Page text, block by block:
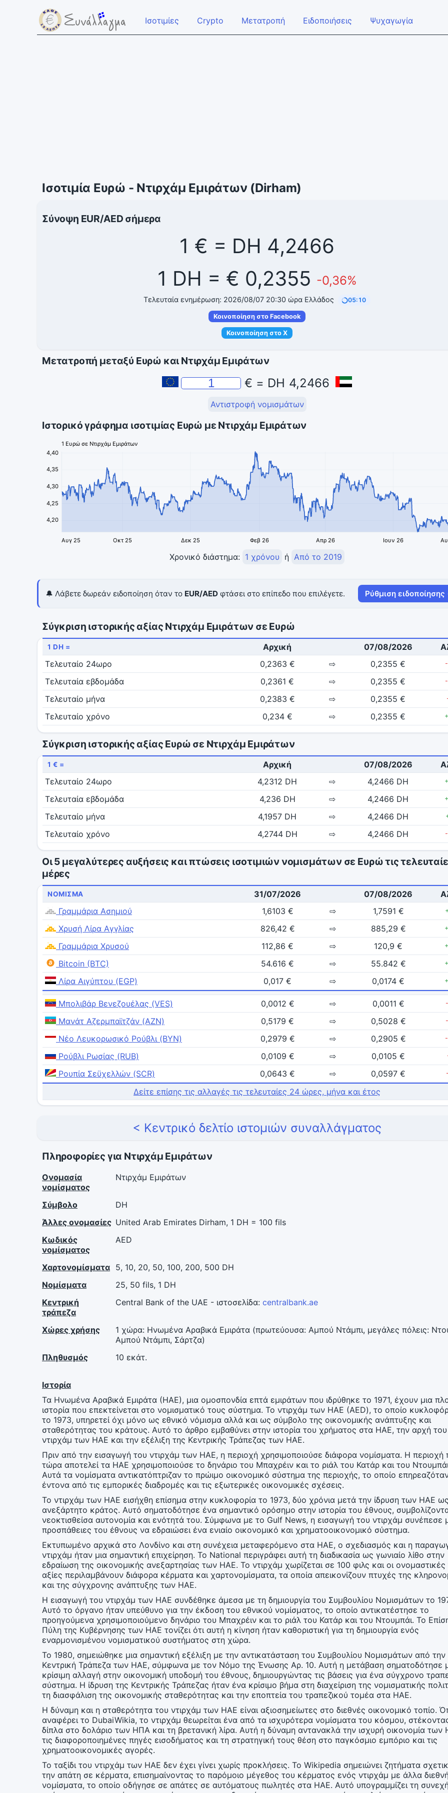
Ισοτιμίες Crypto Μετατροπή Ειδοποιήσεις Ψυχαγωγία
Ισοτιμία Ευρώ - Ντιρχάμ Εμιράτων (Dirham)
Σύνοψη EUR/AED σήμερα
1 € = DH 4,2466
1 DH = € 0,2355 -0,36%
Τελευταία ενημέρωση: 2026/08/07 20:30 ώρα Ελλάδος 05:10
Κοινοποίηση στο Facebook
Κοινοποίηση στο X
Μετατροπή μεταξύ Ευρώ και Ντιρχάμ Εμιράτων
€ = DH 4,2466
Αντιστροφή νομισμάτων
Ιστορικό γράφημα ισοτιμίας Ευρώ με Ντιρχάμ Εμιράτων
4,20
4,25
4,30
4,35
4,40
Αυγ 25 Οκτ 25 Δεκ 25 Φεβ 26 Απρ 26 Ιουν 26
1 Ευρώ σε Ντιρχάμ Εμιράτων
Χρονικό διάστημα: 1 χρόνου ή Από το 2019
🔔 Λάβετε δωρεάν ειδοποίηση όταν το EUR/AED φτάσει στο επίπεδο που επιλέγετε. Ρύθμιση
Σύγκριση ιστορικής αξίας Ντιρχάμ Εμιράτων σε Ευρώ
1 DH = Αρχική 07/08/2026
Τελευταίο 24ωρο
0,2363 € ⇨ 0,2355 €
Τελευταία εβδομάδα 0,2361 € ⇨ 0,2355 €
Τελευταίο μήνα 0,2383 € ⇨ 0,2355 €
Τελευταίο χρόνο 0,234 € ⇨ 0,2355 €
Σύγκριση ιστορικής αξίας Ευρώ σε Ντιρχάμ Εμιράτων
1 € = Αρχική 07/08/2026
Τελευταίο 24ωρο
4,2312 DH ⇨ 4,2466 DH
Τελευταία εβδομάδα 4,236 DH ⇨ 4,2466 DH
Τελευταίο μήνα 4,1957 DH ⇨ 4,2466 DH
Τελευταίο χρόνο 4,2744 DH ⇨ 4,2466 DH
Οι 5 μεγαλύτερες αυξήσεις και πτώσεις ισοτιμιών νομισμάτων σε Ευρώ τις
μέρες
ΝΌΜΙΣΜΑ 31/07/2026 07/08/2026
Γραμμάρια Ασημιού
1,6103 € ⇨ 1,7591 €
Χρυσή Λίρα Αγγλίας 826,42 € ⇨ 885,29 €
Γραμμάρια Χρυσού 112,86 € ⇨ 120,9 €
Bitcoin (BTC) 54.616 € ⇨ 55.842 €
Λίρα Αιγύπτου (EGP) 0,017 € ⇨ 0,0174 €
Μπολιβάρ Βενεζουέλας (VES) 0,0012 € ⇨ 0,0011 €
Μανάτ Αζερμπαϊτζάν (AZN) 0,5179 € ⇨ 0,5028 €
Νέο Λευκορωσικό Ρούβλι (BYN) 0,2979 € ⇨ 0,2905 €
Ρούβλι Ρωσίας (RUB) 0,0109 € ⇨ 0,0105 €
Ρουπία Σεϋχελλών (SCR) 0,0643 € ⇨ 0,0597 €
Δείτε επίσης τις αλλαγές τις τελευταίες 24 ώρες, μήνα και έτος
< Κεντρικό δελτίο ιστομιών συναλλάγματος
Πληροφορίες για Ντιρχάμ Εμιράτων
Ονομασία
νομίσματος
Ντιρχάμ Εμιράτων
Σύμβολο
DH
Άλλες ονομασίες United Arab Emirates Dirham, 1 DH = 100 fils
Κωδικός
νομίσματος
AED
Χαρτονομίσματα 5, 10, 20, 50, 100, 200, 500 DH
Νομίσματα
25, 50 fils, 1 DH
Κεντρική
τράπεζα
Central Bank of the UAE - ιστοσελίδα: centralbank.ae
Χώρες χρήσης
1 χώρα: Ηνωμένα Αραβικά Εμιράτα (πρωτεύουσα: Αμπού Ντάμπι, μεγάλες πόλεις:
Αμπού Ντάμπι, Σάρτζα)
Πληθυσμός
10 εκάτ.
Ιστορία
Τα Ηνωμένα Αραβικά Εμιράτα (ΗΑΕ), μια ομοσπονδία επτά εμιράτων που ιδρύθηκε το 1971, έχουν μια
ιστορία που επεκτείνεται στο νομισματικό τους σύστημα. Το ντιρχάμ των ΗΑΕ (AED), το οποίο
το 1973, υπηρετεί όχι μόνο ως εθνικό νόμισμα αλλά και ως σύμβολο της οικονομικής ανάπτυξης και
σταθερότητας του κράτους. Αυτό το άρθρο εμβαθύνει στην ιστορία του χρήματος στα ΗΑΕ, την αρχή του
ντιρχάμ των ΗΑΕ και την εξέλιξη της Κεντρικής Τράπεζας των ΗΑΕ.
Πριν από την εισαγωγή του ντιρχάμ των ΗΑΕ, η περιοχή χρησιμοποιούσε διάφορα νομίσματα. Η περιοχή
τώρα αποτελεί τα ΗΑΕ χρησιμοποιούσε το δηνάριο του Μπαχρέιν και το ριάλ του Κατάρ και του
Αυτά τα νομίσματα αντικατόπτριζαν το πρώιμο οικονομικό σύστημα της περιοχής, το οποίο
έντονα από τις εμπορικές διαδρομές και τις εξωτερικές οικονομικές σχέσεις.
Το ντιρχάμ των ΗΑΕ εισήχθη επίσημα στην κυκλοφορία το 1973, δύο χρόνια μετά την ίδρυση των ΗΑΕ ως
ανεξάρτητο κράτος. Αυτό σηματοδότησε ένα σημαντικό ορόσημο στην ιστορία του έθνους,
νεοκτισθείσα αυτονομία και ενότητά του. Σύμφωνα με το Gulf News, η εισαγωγή του ντιρχάμ συνέπεσε
προσπάθειες του έθνους να εδραιώσει ένα ενιαίο οικονομικό και χρηματοοικονομικό σύστημα​​.
Εκτυπωμένο αρχικά στο Λονδίνο και στη συνέχεια μεταφερόμενο στα ΗΑΕ, ο σχεδιασμός και η
ντιρχάμ ήταν μια σημαντική επιχείρηση. Το National περιγράφει αυτή τη διαδικασία ως γωνιαίο λίθο στην
εδραίωση της οικονομικής ανεξαρτησίας των ΗΑΕ​​. Το ντιρχάμ χωρίζεται σε 100 φιλς και οι ονομαστικές
αξίες περιλαμβάνουν διάφορα κέρματα και χαρτονομίσματα, τα οποία απεικονίζουν πτυχές της
και της σύγχρονης ανάπτυξης των ΗΑΕ.
Η εισαγωγή του ντιρχάμ των ΗΑΕ συνδέθηκε άμεσα με τη δημιουργία του Συμβουλίου Νομισμάτων το
Αυτό το όργανο ήταν υπεύθυνο για την έκδοση του εθνικού νομίσματος, το οποίο αντικατέστησε το
προηγούμενα χρησιμοποιούμενο δηνάριο του Μπαχρέιν και το ριάλ του Κατάρ και του Ντουμπάι. Το
Πύλη της Κυβέρνησης των ΗΑΕ τονίζει ότι αυτή η κίνηση ήταν καθοριστική για τη δημιουργία ενός
εναρμονισμένου νομισματικού συστήματος στη χώρα​​.
Το 1980, σημειώθηκε μια σημαντική εξέλιξη με την αντικατάσταση του Συμβουλίου Νομισμάτων από την
Κεντρική Τράπεζα των ΗΑΕ, σύμφωνα με τον Νόμο της Ένωσης Αρ. 10. Αυτή η μετάβαση σηματοδότησε
κρίσιμη αλλαγή στην οικονομική υποδομή του έθνους, δημιουργώντας τις βάσεις για ένα σύγχρονο
σύστημα. Η ίδρυση της Κεντρικής Τράπεζας ήταν ένα κρίσιμο βήμα στη διαχείριση της νομισματικής
τη διασφάλιση της οικονομικής σταθερότητας και την εποπτεία του τραπεζικού τομέα στα ΗΑΕ.
Η δύναμη και η σταθερότητα του ντιρχάμ των ΗΑΕ είναι αξιοσημείωτες στο διεθνές οικονομικό τοπίο.
αναφέρει το DubaiWikia, το ντιρχάμ θεωρείται ένα από τα ισχυρότερα νομίσματα του κόσμου,
δίπλα στο δολάριο των ΗΠΑ και τη βρετανική λίρα​​. Αυτή η δύναμη αντανακλά την ισχυρή οικονομία των
τις διαφοροποιημένες πηγές εισοδήματος και τη στρατηγική τους θέση στο παγκόσμιο εμπόριο και τις
χρηματοοικονομικές αγορές.
Το ταξίδι του ντιρχάμ των ΗΑΕ δεν έχει γίνει χωρίς προκλήσεις. Το Wikipedia σημειώνει ζητήματα
την απάτη σε κέρματα, επισημαίνοντας το παρόμοιο μέγεθος του κέρματος ενός ντιρχάμ με άλλα
νομίσματα, το οποίο οδήγησε σε απάτες σε αυτόματους πωλητές στα ΗΑΕ​​. Αυτό υπογραμμίζει τη